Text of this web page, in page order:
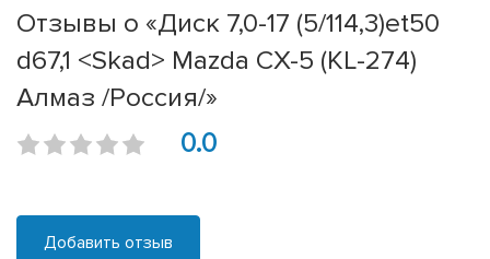
Отзывы о «Диск 7,0-17 (5/114,3)et50
d67,1 <Skad> Mazda CX-5 (KL-274)
Алмаз /Россия/»
0.0
Добавить отзыв